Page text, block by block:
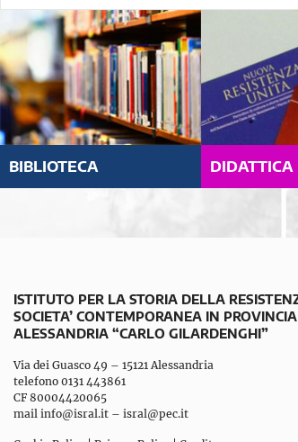
BIBLIOTECA DIDATTICA
ISTITUTO PER LA STORIA DELLA
SOCIETA’ CONTEMPORANEA IN
ALESSANDRIA “CARLO GILARDENGHI”
Via dei Guasco 49 – 15121 Alessandria
telefono 0131 443861
CF 80004420065
mail info@isral.it – isral@pec.it